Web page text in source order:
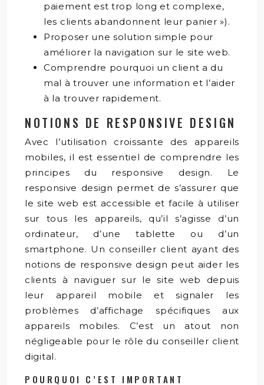
paiement est trop long et complexe,
les clients abandonnent leur panier »).
Proposer une solution simple pour
améliorer la navigation sur le site web.
Comprendre pourquoi un client a du
mal à trouver une information et l’aider
à la trouver rapidement.
NOTIONS DE RESPONSIVE DESIGN
Avec l’utilisation croissante des appareils
mobiles, il est essentiel de comprendre les
principes du responsive design. Le
responsive design permet de s’assurer que
le site web est accessible et facile à utiliser
sur tous les appareils, qu’il s’agisse d’un
ordinateur, d’une tablette ou d’un
smartphone. Un conseiller client ayant des
notions de responsive design peut aider les
clients à naviguer sur le site web depuis
leur appareil mobile et signaler les
problèmes d’affichage spécifiques aux
appareils mobiles. C’est un atout non
négligeable pour le rôle du conseiller client
digital.
POURQUOI C’EST IMPORTANT